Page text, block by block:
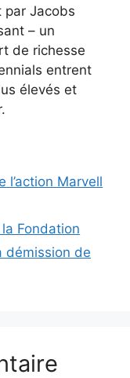
par Jacobs
– un
de richesse
entrent
élevés et
l’action Marvell
Fondation
démission de